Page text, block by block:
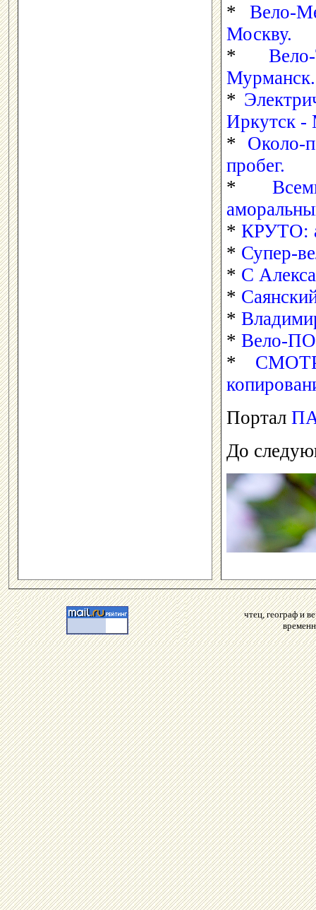
* Вело-
Москву.
*
Мурманск.
*
Иркутск -
* Около-
пробег.
*
* КРУТО:
* Супер-
* С
*
*
* Вело-
*
Портал
До
чтец, географ и